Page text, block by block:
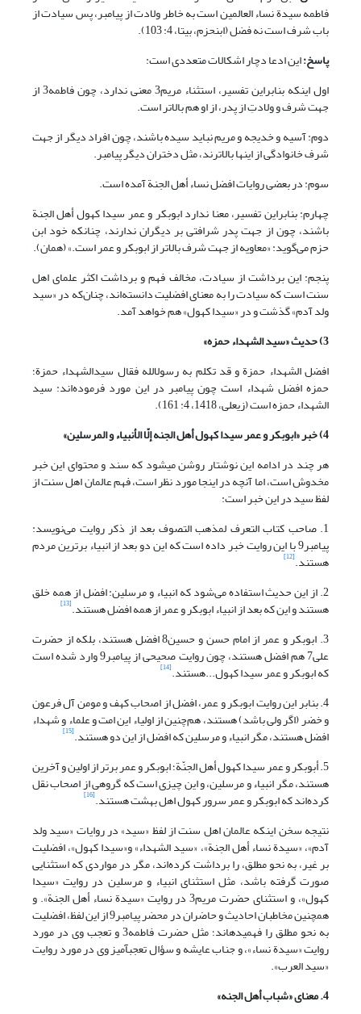
فاطمه سیدة نساء العالمین است به خاطر ولادت از پیامبر، پس سیادت از
باب شرف است نه فضل (ابن‏حزم، بی‏تا، 4: 103).
پاسخ:این ادعا دچار اشکالات متعددی است:
اول اینکه بنابراین تفسیر، استثناء مریم3 معنی ندارد، چون فاطمه3 از
جهت شرف و ولادتِ از پدر، از او هم بالاتر است.
دوم: آسیه و خدیجه و مریم نباید سیده باشند، چون افراد دیگر از جهت
شرف خانوادگی از اینها بالاترند، مثل دختران دیگر پیامبر.
سوم: در بعضی روایات افضل نساء أهل الجنة آمده است.
چهارم: بنابراین تفسیر، معنا ندارد ابوبکر و عمر سیدا کهول أهل الجنة
باشند، چون از جهت پدر شرافتی بر دیگران ندارند، چنانکه خود ابن
حزم می‌گوید: «معاویه از جهت شرف بالاتر از ابوبکر و عمر است.» (همان).
پنجم: این برداشت از سیادت، مخالف فهم و برداشت اکثر علمای اهل
سنت است که سیادت را به معنای افضلیت دانسته‌اند، چنان‌که در «سید
ولد آدم» گذشت و در «سیدا کهول» هم خواهد آمد.
3) حدیث «سید الشهداء حمز
ه»
افضل‏ الشهداء حمزة و قد تکلم به رسول‏الله فقال سیدالشهداء حمزة؛
حمزه افضل شهداء است چون پیامبر در این مورد فرموده‌اند: سید
الشهداء حمزه است (زیعلی، 1418، 4: 161).
4) خبر «ابوبکر و عمر سیدا کهول أهل الجنه إلّا الأنبیاء و المرسلین
»
هر چند در ادامه این نوشتار روشن می‏شود که سند و محتوای این خبر
مخدوش است، اما آنچه در اینجا مورد نظر است، فهم عالمان اهل سنت از
لفظ سید در این خبر است:
1. صاحب کتاب التعرف لمذهب التصوف بعد از ذکر روایت می‌نویسد:
پیامبر9 با این روایت خبر داده است که این دو بعد از انبیاء برترین مردم
هستند.[12]
2. از این حدیث استفاده می‌شود که انبیاء و مرسلین: افضل از همه خلق
هستند و این که بعد از انبیاء ابوبکر و عمر از همه افضل هستند.[13]
3. ابوبکر و عمر از امام حسن و حسین8 افضل هستند، بلکه از حضرت
علی7 هم افضل هستند، چون روایت صحیحی از پیامبر9 وارد شده است
که ابوبکر و عمر سیدا کهول...هستند.[14]
4. بنابر این روایت ابوبکر و عمر، افضل از اصحاب کهف و مومن آل فرعون
و خضر (اگر ولی باشد) هستند، هم‌چنین از اولیاء این امت و علماء و شهداء
افضل هستند، مگر انبیاء و مرسلین که افضل از این دو هستند.[15]
5. أبوبکر و عمر سیدا کهول أهل الجنّة؛ ابوبکر و عمر برتر از اولین و آخرین
هستند، مگر انبیاء و مرسلین، و این چیزی است که گروهی از اصحاب نقل
کرده‌اند که ابوبکر و عمر سرور کهول اهل بهشت هستند.[16]
نتیجه سخن اینکه عالمان اهل سنت از لفظ «سید» در روایات «سید ولد
آدم»، «سیدة نساء أهل الجنة»، «سید الشهداء» و«سیدا کهول»، افضلیت
بر غیر، به نحو مطلق، را برداشت کرده‌اند، مگر در مواردی که استثنایی
صورت گرفته باشد، مثل استثنای انبیاء و مرسلین در روایت «سیدا
کهول»، و استثنای حضرت مریم3 در روایت «سیدة نساء أهل الجنة». و
همچنین مخاطبان احادیث و حاضران در محضر پیامبر9 از این لفظ، افضلیت
به نحو مطلق را فهمیده‏اند؛ مثل حضرت فاطمه3 و تعجب وی در مورد
روایت «سیدة نساء»، و جناب عایشه و سؤال تعجب‏آمیز وی در مورد روایت
«سید العرب».
4. معنای «شباب أهل الجن
ه»